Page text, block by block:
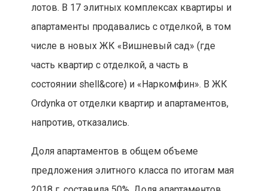
лотов. В 17 элитных комплексах квартиры и
апартаменты продавались с отделкой, в том
числе в новых ЖК «Вишневый сад» (где
часть квартир с отделкой, а часть в
состоянии shell&core) и «Наркомфин». В ЖК
Ordynka от отделки квартир и апартаментов,
напротив, отказались.
Доля апартаментов в общем объеме
предложения элитного класса по итогам мая